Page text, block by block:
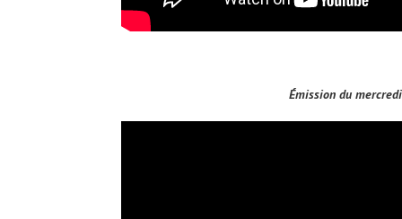
Émission du